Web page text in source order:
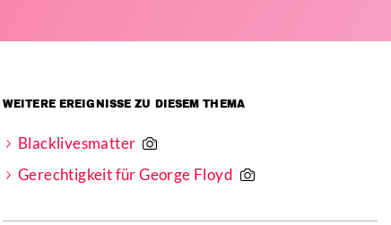
WEITERE EREIGNISSE ZU DIESEM THEMA
Blacklivesmatter
Gerechtigkeit für George Floyd